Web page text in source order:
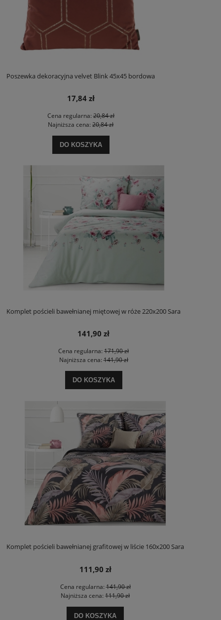
Poszewka dekoracyjna velvet Blink 45x45 bordowa
17,84 zł
Cena regularna:20,84 zł
Najniższa cena: 20,84 zł
DO KOSZYKA
Komplet pościeli bawełnianej miętowej w róże 220x200 Sara
141,90 zł
Cena regularna: 171,90 zł
Najniższa cena:141,90 zł
DO KOSZYKA
Komplet pościeli bawełnianej grafitowej w liście 160x200 Sara
111,90 zł
Cena regularna:141,90 zł
Najniższa cena: 111,90 zł
DO KOSZYKA